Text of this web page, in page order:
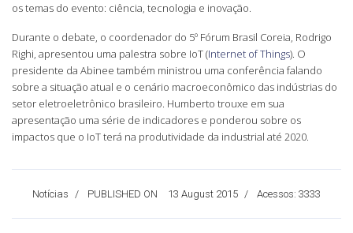
os temas do evento: ciência, tecnologia e inovação.
Durante o debate, o coordenador do 5º Fórum Brasil Coreia, Rodrigo
Righi, apresentou uma palestra sobre IoT (Internet of Things). O
presidente da Abinee também ministrou uma conferência falando
sobre a situação atual e o cenário macroeconômico das indústrias do
setor eletroeletrônico brasileiro. Humberto trouxe em sua
apresentação uma série de indicadores e ponderou sobre os
impactos que o IoT terá na produtividade da industrial até 2020.
Notícias PUBLISHED ON 13 August 2015 Acessos: 3333